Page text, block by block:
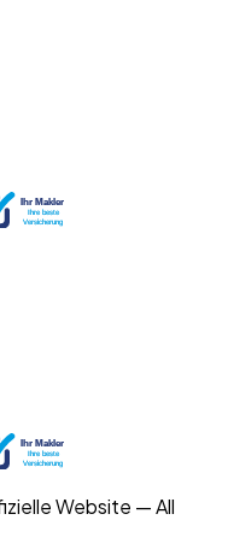
Website — All